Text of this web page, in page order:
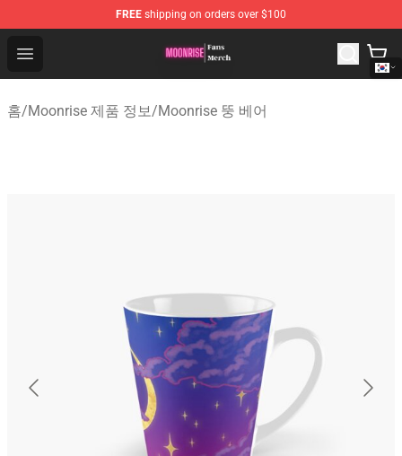
FREE shipping on orders over $100
Open menu
Moonrise Store - Official Moonrise Merchandise Shop
홈/Moonrise 제품 정보/Moonrise 뚱 베어